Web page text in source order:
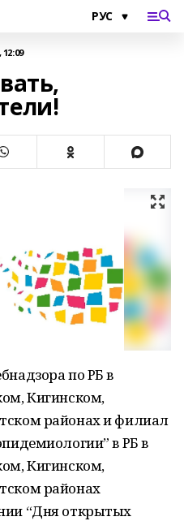
по РБ в
Кигинском,
районах и филиал
в РБ в
Кигинском,
районах
“Дня открытых